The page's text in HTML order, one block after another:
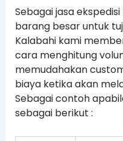
Sebagai jasa
barang besar untuk
Kalabahi kami
cara menghitung
memudahakan
biaya ketika akan
Sebagai contoh
sebagai berikut :